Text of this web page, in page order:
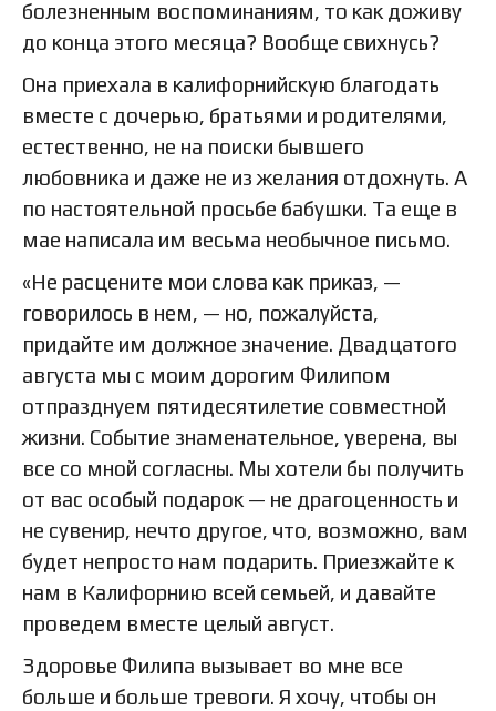
болезненным воспоминаниям, то как доживу
до конца этого месяца? Вообще свихнусь?
Она приехала в калифорнийскую благодать
вместе с дочерью, братьями и родителями,
естественно, не на поиски бывшего
любовника и даже не из желания отдохнуть. А
по настоятельной просьбе бабушки. Та еще в
мае написала им весьма необычное письмо.
«Не расцените мои слова как приказ, —
говорилось в нем, — но, пожалуйста,
придайте им должное значение. Двадцатого
августа мы с моим дорогим Филипом
отпразднуем пятидесятилетие совместной
жизни. Событие знаменательное, уверена, вы
все со мной согласны. Мы хотели бы получить
от вас особый подарок — не драгоценность и
не сувенир, нечто другое, что, возможно, вам
будет непросто нам подарить. Приезжайте к
нам в Калифорнию всей семьей, и давайте
проведем вместе целый август.
Здоровье Филипа вызывает во мне все
больше и больше тревоги. Я хочу, чтобы он